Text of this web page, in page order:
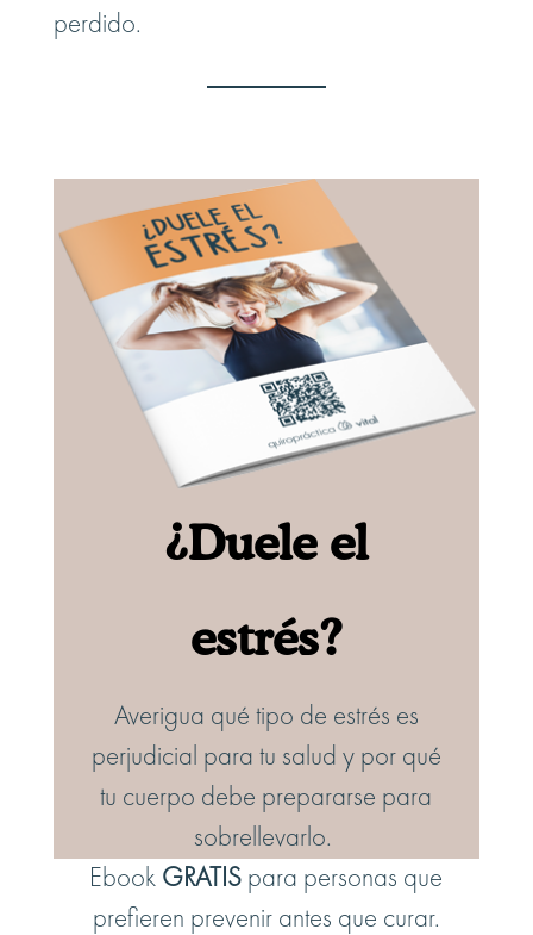
perdido.
¿Duele el
estrés?
Averigua qué tipo de estrés es
perjudicial para tu salud y por qué
tu cuerpo debe prepararse para
sobrellevarlo.
Ebook GRATIS para personas que
prefieren prevenir antes que curar.